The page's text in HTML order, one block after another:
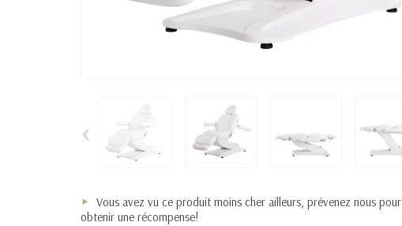
‹
Vous avez vu ce produit moins cher ailleurs, prévenez nous pour
obtenir une récompense!